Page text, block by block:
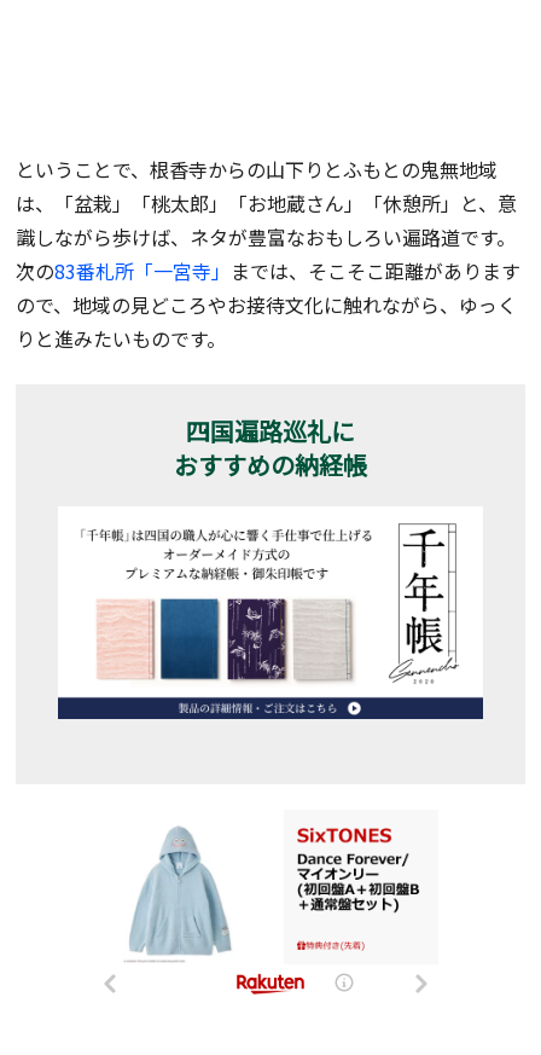
ということで、根香寺からの山下りとふもとの鬼無地域
は、「盆栽」「桃太郎」「お地蔵さん」「休憩所」と、意
識しながら歩けば、ネタが豊富なおもしろい遍路道です。
次の83番札所「一宮寺」 までは、そこそこ距離があります
ので、地域の見どころやお接待文化に触れながら、ゆっく
りと進みたいものです。
四国遍路巡礼に
おすすめの納経帳